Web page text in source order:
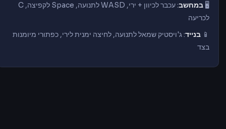
🖥️ במחשב
: עכבר לכיוון + ירי, WASD לתנועה, Space לקפיצה, C
לכריעה
📱 בנייד: ג'ויסטיק שמאל לתנועה, לחיצה ימנית לירי, כפתורי מיומנות
בצד